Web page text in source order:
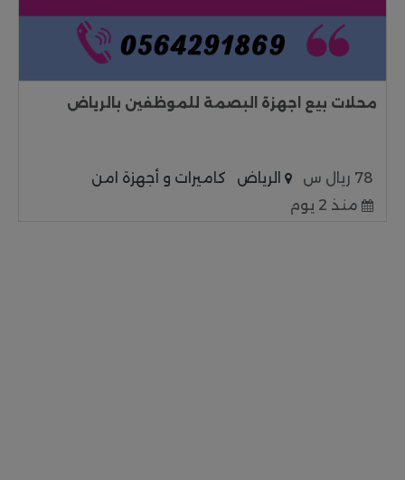
محلات بيع اجهزة البصمة للموظفين بالرياض
78 ريال س الرياض
كاميرات و أجهزة امن
منذ 2 يوم